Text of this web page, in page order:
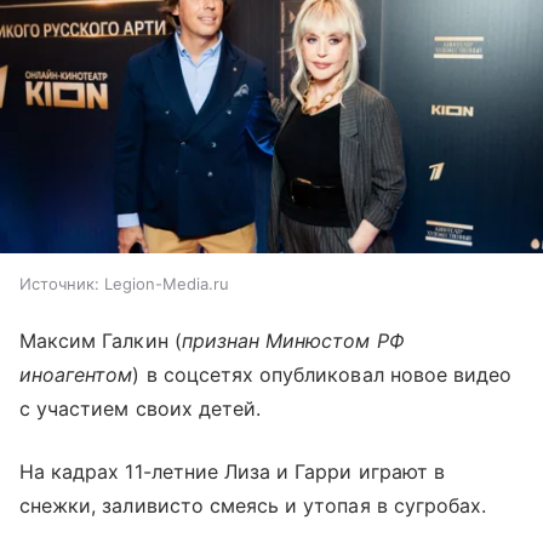
Источник: Legion-Media.ru
Максим Галкин (признан Минюстом РФ
иноагентом) в соцсетях опубликовал новое видео
с участием своих детей.
На кадрах 11-летние Лиза и Гарри играют в
снежки, заливисто смеясь и утопая в сугробах.